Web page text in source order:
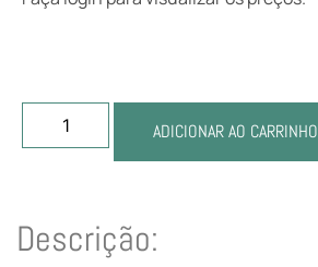
ADICIONAR AO CARRINHO
Descrição: